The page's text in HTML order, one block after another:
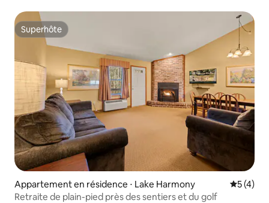
Superhôte
Superhôte
Appartement en résidence ⋅ Lake Harmony
5 (4)
Retraite de plain-pied près des sentiers et du golf